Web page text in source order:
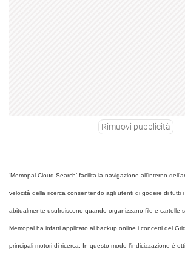
Rimuovi pubblicità
‘Memopal Cloud Search’ facilita la navigazione all’interno
velocità della ricerca consentendo agli utenti di godere di tutti
abitualmente usufruiscono quando organizzano file e cartelle
Memopal ha infatti applicato al backup online i concetti del
principali motori di ricerca. In questo modo l’indicizzazione è